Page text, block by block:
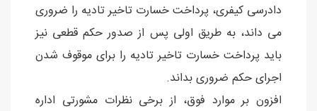
دادرسی کیفری، پرداخت خسارت تاخیر تادیه را ضروری
می داند، به طریق اولی پس از صدور حکم قطعی نیز
باید پرداخت خسارت تاخیر تادیه را برای موقوف شدن
اجرای حکم ضروری بداند.
افزون بر موارد فوق، از برخی نظرات مشورتی اداره